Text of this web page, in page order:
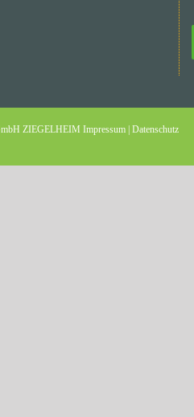
ZIEGELHEIM Impressum| Datenschutz